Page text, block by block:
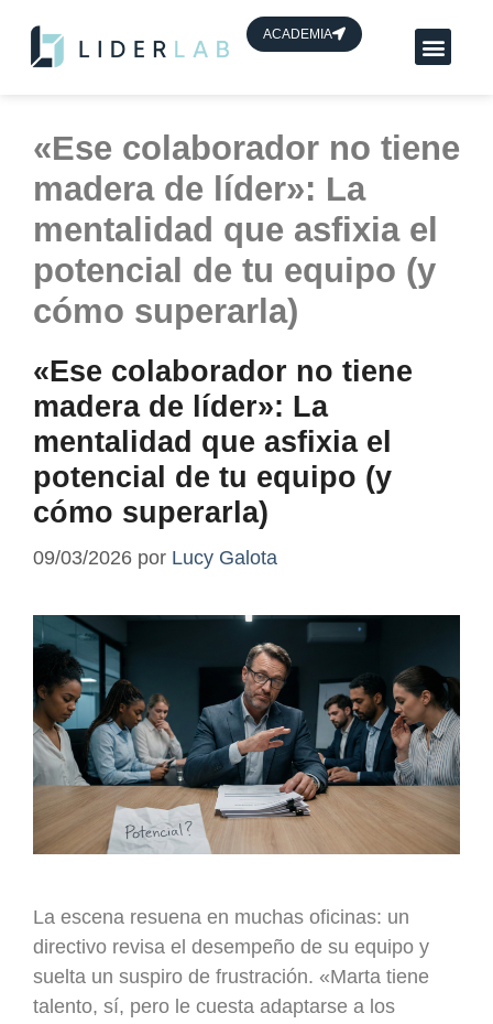
ACADEMIA
«Ese colaborador no tiene
madera de líder»: La
mentalidad que asfixia el
potencial de tu equipo (y
cómo superarla)
«Ese colaborador no tiene
madera de líder»: La
mentalidad que asfixia el
potencial de tu equipo (y
cómo superarla)
09/03/2026 por Lucy Galota
La escena resuena en muchas oficinas: un
directivo revisa el desempeño de su equipo y
suelta un suspiro de frustración. «Marta tiene
talento, sí, pero le cuesta adaptarse a los